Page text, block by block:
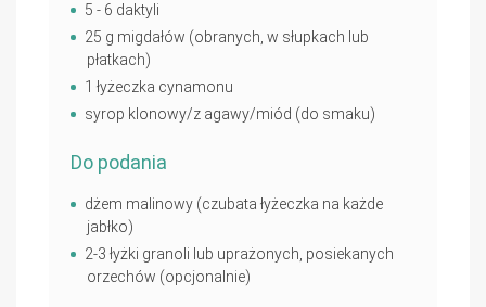
5 - 6 daktyli
25 g migdałów (obranych, w słupkach lub
płatkach)
1 łyżeczka cynamonu
syrop klonowy/z agawy/miód (do smaku)
Do podania
dżem malinowy (czubata łyżeczka na każde
jabłko)
2-3 łyżki granoli lub uprażonych, posiekanych
orzechów (opcjonalnie)